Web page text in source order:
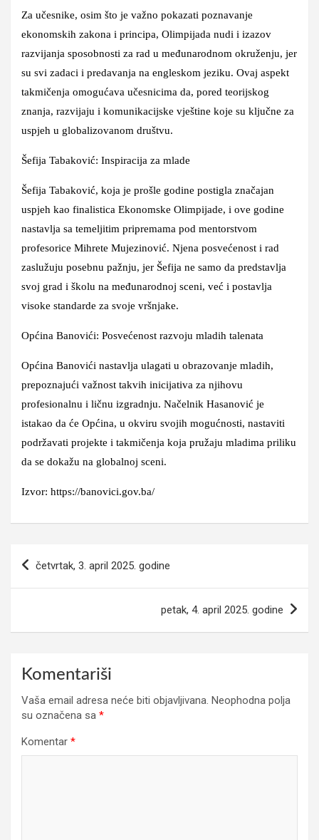
Za učesnike, osim što je važno pokazati poznavanje
ekonomskih zakona i principa, Olimpijada nudi i izazov
razvijanja sposobnosti za rad u međunarodnom okruženju, jer
su svi zadaci i predavanja na engleskom jeziku. Ovaj aspekt
takmičenja omogućava učesnicima da, pored teorijskog
znanja, razvijaju i komunikacijske vještine koje su ključne za
uspjeh u globalizovanom društvu.
Šefija Tabaković: Inspiracija za mlade
Šefija Tabaković, koja je prošle godine postigla značajan
uspjeh kao finalistica Ekonomske Olimpijade, i ove godine
nastavlja sa temeljitim pripremama pod mentorstvom
profesorice Mihrete Mujezinović. Njena posvećenost i rad
zaslužuju posebnu pažnju, jer Šefija ne samo da predstavlja
svoj grad i školu na međunarodnoj sceni, već i postavlja
visoke standarde za svoje vršnjake.
Općina Banovići: Posvećenost razvoju mladih talenata
Općina Banovići nastavlja ulagati u obrazovanje mladih,
prepoznajući važnost takvih inicijativa za njihovu
profesionalnu i ličnu izgradnju. Načelnik Hasanović je
istakao da će Općina, u okviru svojih mogućnosti, nastaviti
podržavati projekte i takmičenja koja pružaju mladima priliku
da se dokažu na globalnoj sceni.
Izvor: https://banovici.gov.ba/
četvrtak, 3. april 2025. godine
petak, 4. april 2025. godine
Komentariši
Vaša email adresa neće biti objavljivana. Neophodna polja
su označena sa *
Komentar *